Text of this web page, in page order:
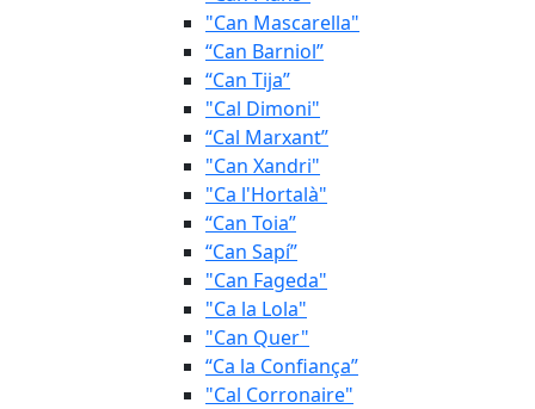
"Can Mascarella"
“Can Barniol”
“Can Tija”
"Cal Dimoni"
“Cal Marxant”
"Can Xandri"
"Ca l'Hortalà"
“Can Toia”
“Can Sapí”
"Can Fageda"
"Ca la Lola"
"Can Quer"
“Ca la Confiança”
"Cal Corronaire"